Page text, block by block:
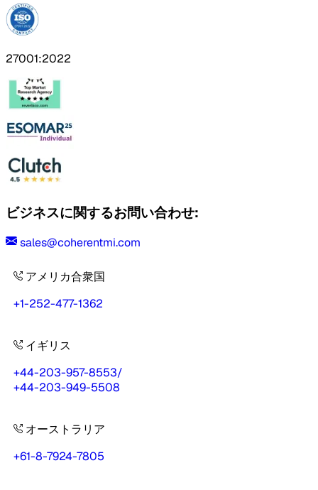
27001:2022
ビジネスに関するお問い合わせ:
sales@coherentmi.com
アメリカ合衆国
+1-252-477-1362
イギリス
+44-203-957-8553/
+44-203-949-5508
オーストラリア
+61-8-7924-7805